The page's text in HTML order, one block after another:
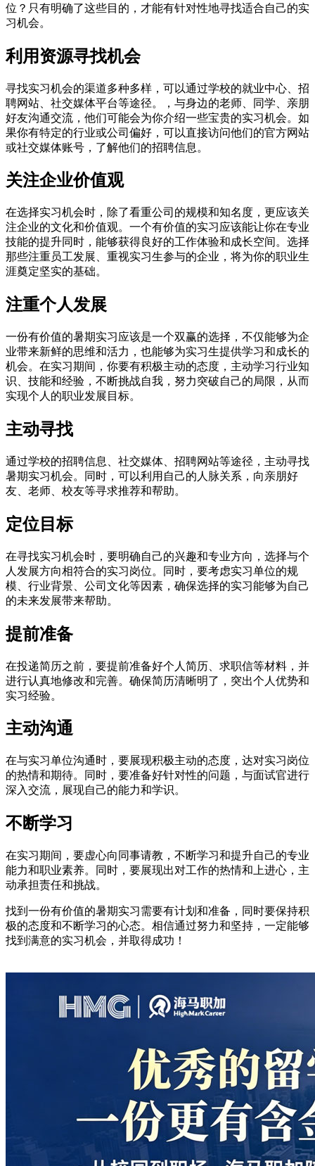
位？只有明确了这些目的，才能有针对性地寻找适合自己的实
习机会。
利用资源寻找机会
寻找实习机会的渠道多种多样，可以通过学校的就业中心、招
聘网站、社交媒体平台等途径。，与身边的老师、同学、亲朋
好友沟通交流，他们可能会为你介绍一些宝贵的实习机会。如
果你有特定的行业或公司偏好，可以直接访问他们的官方网站
或社交媒体账号，了解他们的招聘信息。
关注企业价值观
在选择实习机会时，除了看重公司的规模和知名度，更应该关
注企业的文化和价值观。一个有价值的实习应该能让你在专业
技能的提升同时，能够获得良好的工作体验和成长空间。选择
那些注重员工发展、重视实习生参与的企业，将为你的职业生
涯奠定坚实的基础。
注重个人发展
一份有价值的暑期实习应该是一个双赢的选择，不仅能够为企
业带来新鲜的思维和活力，也能够为实习生提供学习和成长的
机会。在实习期间，你要有积极主动的态度，主动学习行业知
识、技能和经验，不断挑战自我，努力突破自己的局限，从而
实现个人的职业发展目标。
主动寻找
通过学校的招聘信息、社交媒体、招聘网站等途径，主动寻找
暑期实习机会。同时，可以利用自己的人脉关系，向亲朋好
友、老师、校友等寻求推荐和帮助。
定位目标
在寻找实习机会时，要明确自己的兴趣和专业方向，选择与个
人发展方向相符合的实习岗位。同时，要考虑实习单位的规
模、行业背景、公司文化等因素，确保选择的实习能够为自己
的未来发展带来帮助。
提前准备
在投递简历之前，要提前准备好个人简历、求职信等材料，并
进行认真地修改和完善。确保简历清晰明了，突出个人优势和
实习经验。
主动沟通
在与实习单位沟通时，要展现积极主动的态度，达对实习岗位
的热情和期待。同时，要准备好针对性的问题，与面试官进行
深入交流，展现自己的能力和学识。
不断学习
在实习期间，要虚心向同事请教，不断学习和提升自己的专业
能力和职业素养。同时，要展现出对工作的热情和上进心，主
动承担责任和挑战。
找到一份有价值的暑期实习需要有计划和准备，同时要保持积
极的态度和不断学习的心态。相信通过努力和坚持，一定能够
找到满意的实习机会，并取得成功！